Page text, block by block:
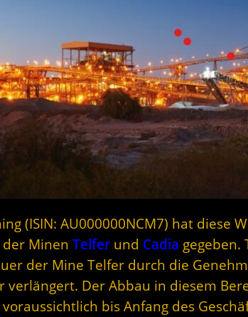
(ISIN: AU000000NCM7) hat diese
Minen Telfer und Cadia gegeben.
der Mine Telfer durch die
verlängert. Der Abbau in diesem
bis Anfang des